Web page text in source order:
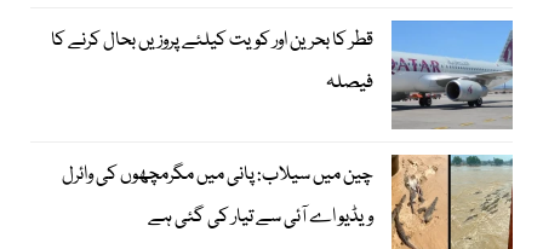
قطر کا بحرین اور کویت کیلئے پروزیں بحال کرنے کا
فیصلہ
چین میں سیلاب: پانی میں مگرمچھوں کی وائرل
ویڈیو اے آئی سے تیار کی گئی ہے